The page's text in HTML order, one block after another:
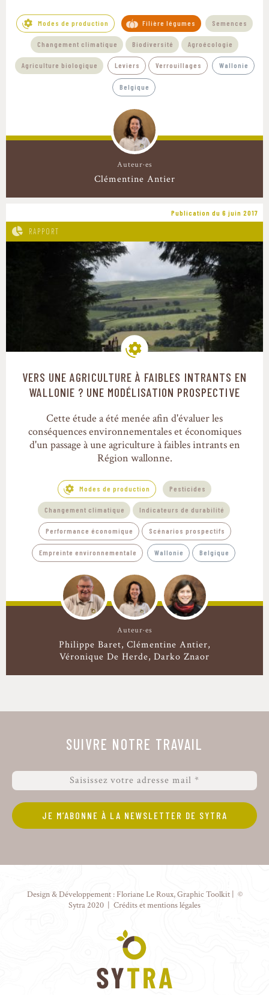
Modes de production Filière légumes Semences
Changement climatique Biodiversité Agroécologie
Agriculture biologique Leviers Verrouillages Wallonie
Belgique
Auteur·es
Clémentine Antier
Publication du 6 juin 2017
RAPPORT
Modes de production
VERS UNE AGRICULTURE À FAIBLES INTRANTS EN
WALLONIE ? UNE MODÉLISATION PROSPECTIVE
Cette étude a été menée afin d'évaluer les
conséquences environnementales et économiques
d'un passage à une agriculture à faibles intrants en
Région wallonne.
Modes de production Pesticides
Changement climatique Indicateurs de durabilité
Performance économique Scénarios prospectifs
Empreinte environnementale Wallonie Belgique
Auteur·es
Philippe Baret Clémentine Antier
Véronique De Herde Darko Znaor
SUIVRE NOTRE TRAVAIL
Design & Développement :Floriane Le Roux,Graphic Toolkit| ©
Sytra 2020 | Crédits et mentions légales